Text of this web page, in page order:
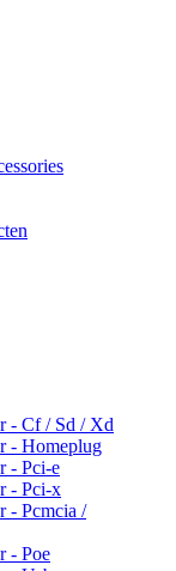
- Cf / Sd / Xd
- Homeplug
- Pci-e
- Pci-x
- Pcmcia /
- Poe